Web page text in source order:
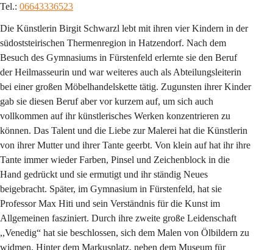
Tel.: 06643336523
Die Künstlerin Birgit Schwarzl lebt mit ihren vier Kindern in der
südoststeirischen Thermenregion in Hatzendorf. Nach dem
Besuch des Gymnasiums in Fürstenfeld erlernte sie den Beruf
der Heilmasseurin und war weiteres auch als Abteilungsleiterin
bei einer großen Möbelhandelskette tätig. Zugunsten ihrer Kinder
gab sie diesen Beruf aber vor kurzem auf, um sich auch
vollkommen auf ihr künstlerisches Werken konzentrieren zu
können. Das Talent und die Liebe zur Malerei hat die Künstlerin
von ihrer Mutter und ihrer Tante geerbt. Von klein auf hat ihr ihre
Tante immer wieder Farben, Pinsel und Zeichenblock in die
Hand gedrückt und sie ermutigt und ihr ständig Neues
beigebracht. Später, im Gymnasium in Fürstenfeld, hat sie
Professor Max Hiti und sein Verständnis für die Kunst im
Allgemeinen fasziniert. Durch ihre zweite große Leidenschaft
,,Venedig“ hat sie beschlossen, sich dem Malen von Ölbildern zu
widmen. Hinter dem Markusplatz, neben dem Museum für